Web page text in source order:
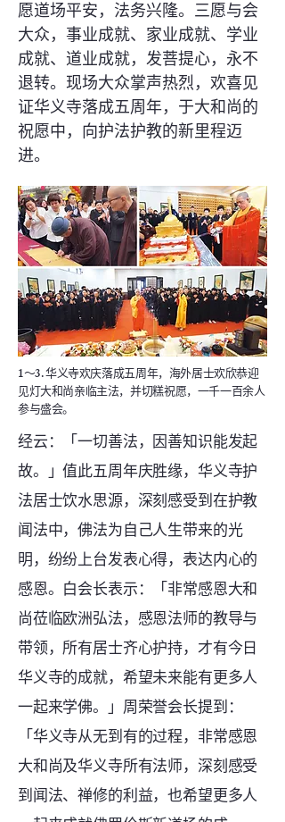
愿道场平安，法务兴隆。三愿与会
大众，事业成就、家业成就、学业
成就、道业成就，发菩提心，永不
退转。现场大众掌声热烈，欢喜见
证华义寺落成五周年，于大和尚的
祝愿中，向护法护教的新里程迈
进。
1～3. 华义寺欢庆落成五周年，海外居士欢欣恭迎
见灯大和尚亲临主法，并切糕祝愿，一千一百余人
参与盛会。
经云：「一切善法，因善知识能发起
故。」值此五周年庆胜缘，华义寺护
法居士饮水思源，深刻感受到在护教
闻法中，佛法为自己人生带来的光
明，纷纷上台发表心得，表达内心的
感恩。白会长表示：「非常感恩大和
尚莅临欧洲弘法，感恩法师的教导与
带领，所有居士齐心护持，才有今日
华义寺的成就，希望未来能有更多人
一起来学佛。」周荣誉会长提到：
「华义寺从无到有的过程，非常感恩
大和尚及华义寺所有法师，深刻感受
到闻法、禅修的利益，也希望更多人